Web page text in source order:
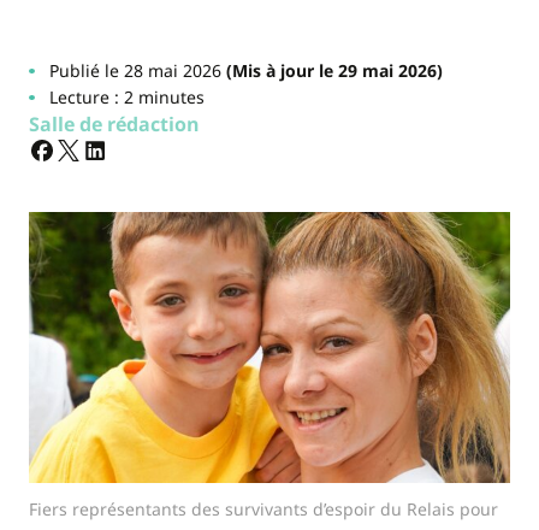
Publié le 28 mai 2026(Mis à jour le 29 mai 2026)
Lecture : 2 minutes
Salle de rédaction
Fiers représentants des survivants d’espoir du Relais pour